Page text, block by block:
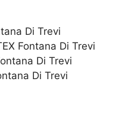
Di Trevi
Fontana Di Trevi
Di Trevi
Di Trevi